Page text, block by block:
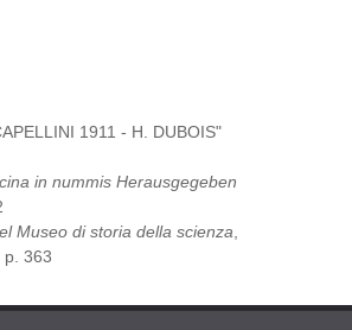
1911 - H. DUBOIS"
in nummis Herausgegeben
Museo di storia della scienza
p. 363